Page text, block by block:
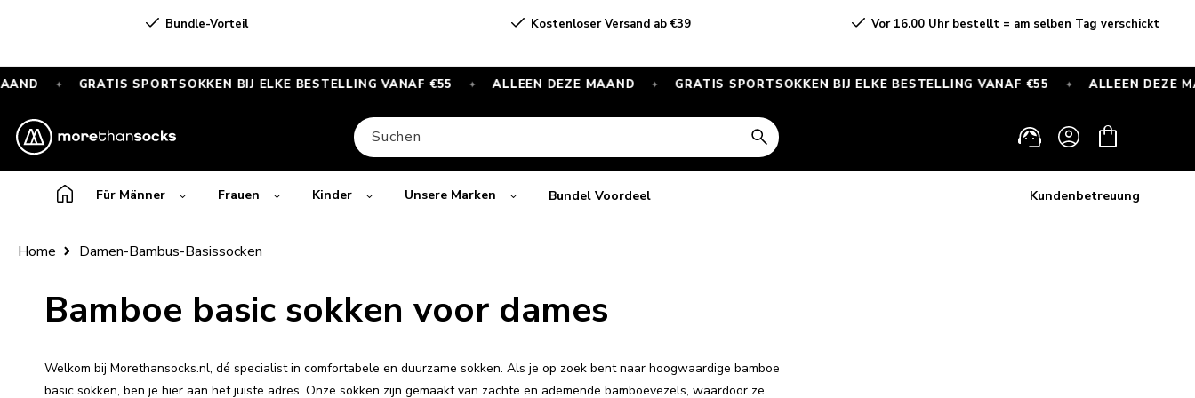
Bundle-Vorteil Kostenloser Versand ab €39 Vor 16.00 Uhr bestellt = am selben Tag verschickt
✦ GRATIS SPORTSOKKEN BIJ ELKE BESTELLING VANAF €55 ✦ ALLEEN DEZE MAAND ✦ GRATIS SPORTSOKKEN BIJ ELKE BESTELLING VANAF €55 ✦ ALLEEN DEZE MAAND
SPORTSOKKEN
elke
Suchen EinloggenWarenkorb
Für Männer Frauen Kinder Unsere Marken Bundel Voordeel Kundenbetreuung
Home Damen-Bambus-Basissocken
Bamboe basic sokken voor dames
Welkom bij Morethansocks.nl, dé specialist in comfortabele en duurzame sokken. Als je op zoek bent naar hoogwaardige bamboe
basic sokken, ben je hier aan het juiste adres. Onze sokken zijn gemaakt van zachte en ademende bamboevezels, waardoor ze